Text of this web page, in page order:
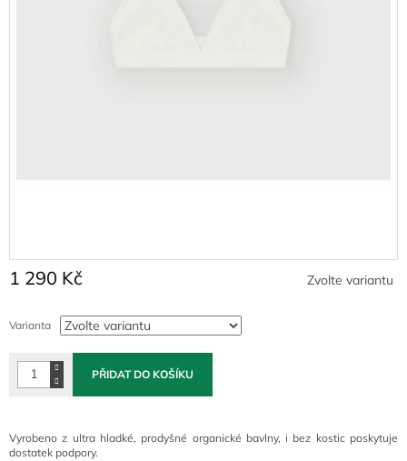
1 290 Kč
cena:
Zvolte variantu
Varianta
PŘIDAT DO KOŠÍKU
Vyrobeno z ultra hladké, prodyšné organické bavlny, i bez kostic poskytuje
dostatek podpory.